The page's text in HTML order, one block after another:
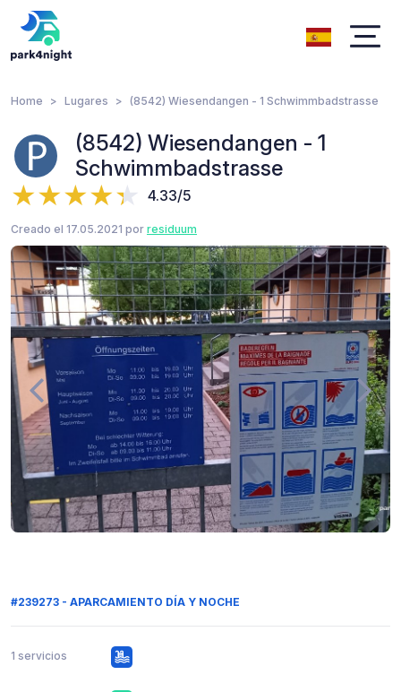
Home Lugares (8542) Wiesendangen - 1 Schwimmbadstrasse
(8542) Wiesendangen - 1
Schwimmbadstrasse
4.33/5
Creado el 17.05.2021 por residuum
#239273 - APARCAMIENTO DÍA Y NOCHE
1 servicios